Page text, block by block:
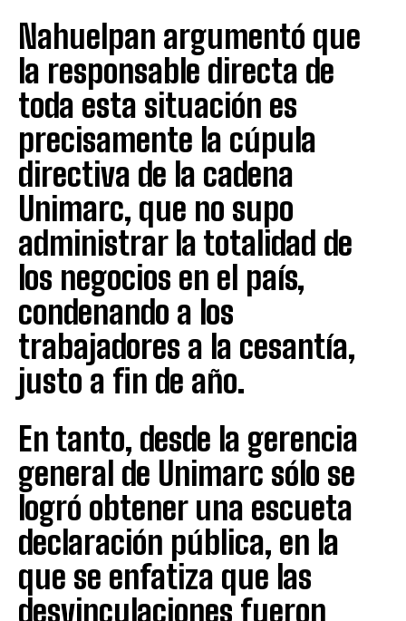
Nahuelpan argumentó que
la responsable directa de
toda esta situación es
precisamente la cúpula
directiva de la cadena
Unimarc, que no supo
administrar la totalidad de
los negocios en el país,
condenando a los
trabajadores a la cesantía,
justo a fin de año.
En tanto, desde la gerencia
general de Unimarc sólo se
logró obtener una escueta
declaración pública, en la
que se enfatiza que las
desvinculaciones fueron